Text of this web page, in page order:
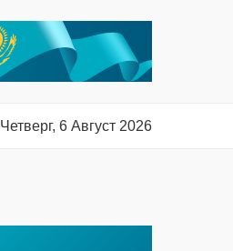
Четверг, 6 Август 2026